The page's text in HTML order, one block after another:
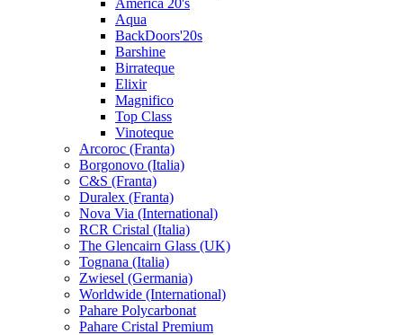
America 20's
Aqua
BackDoors'20s
Barshine
Birrateque
Elixir
Magnifico
Top Class
Vinoteque
Arcoroc (Franta)
Borgonovo (Italia)
C&S (Franta)
Duralex (Franta)
Nova Via (International)
RCR Cristal (Italia)
The Glencairn Glass (UK)
Tognana (Italia)
Zwiesel (Germania)
Worldwide (International)
Pahare Polycarbonat
Pahare Cristal Premium